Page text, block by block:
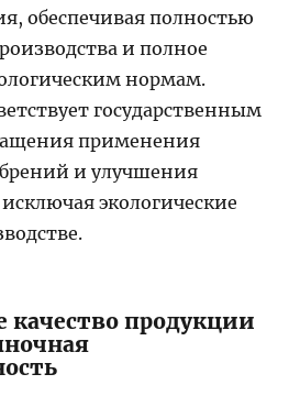
обеспечивая полностью
и полное
нормам.
государственным
применения
и улучшения
экологические
качество продукции